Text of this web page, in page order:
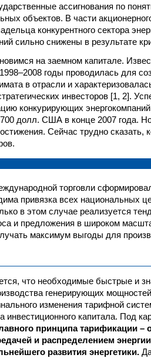
ассигнования по
объектов. В части
конкурентного сектора
сильно снижены в результате
на заемном капитале.
годы проводилась для
в отрасли и
инвесторов [1, 2].
конкурирующих
700 долл. США в конце 2007 года.
Сейчас трудно сказать,
торговли
привязка всех национальных
в этом случае реализуется
и предложения в широком
максимум выгоды для
что необходимые быстрые и
генерирующих
изменения тарифной
инвестиционного капитала. Под
принципа тарификации –
и распределением
развития энергетики.